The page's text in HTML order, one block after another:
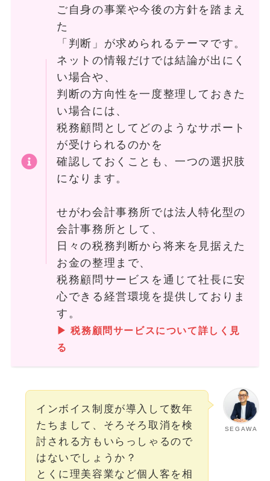
ご自身の事業や今後の方針を踏まえ
た
「判断」が求められるテーマです。
ネットの情報だけでは結論が出にく
い場合や、
判断の方向性を一度整理しておきた
い場合には、
税務顧問としてどのようなサポート
が受けられるのかを
確認しておくことも、一つの選択肢
になります。
せがわ会計事務所では法人特化型の
会計事務所として、
日々の税務判断から将来を見据えた
お金の整理まで、
税務顧問サービスを通じて社長に安
心できる経営環境を提供しておりま
す。
▶ 税務顧問サービスについて詳しく見
る
SEGAWA
インボイス制度が導入して数年
たちまして、そろそろ取消を検
討される方もいらっしゃるので
はないでしょうか？
とくに理美容業など個人客を相